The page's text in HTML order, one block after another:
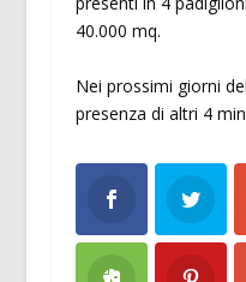
40.000 mq.
Nei prossimi giorni
presenza di altri 4